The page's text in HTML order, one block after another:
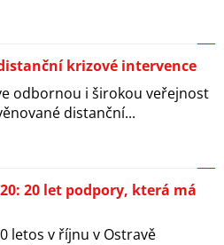
krizové intervence
odbornou i širokou veřejnost
distanční...
20 let podpory, která má
letos v říjnu v Ostravě